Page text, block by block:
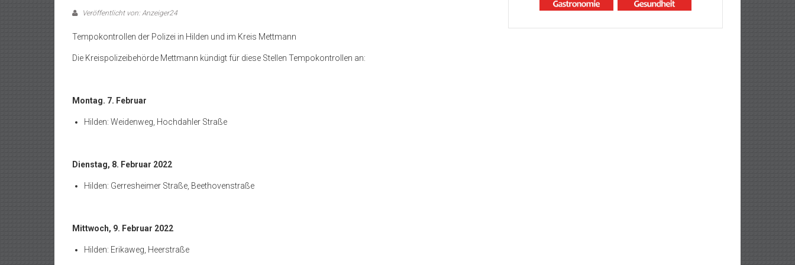
Veröffentlicht von: Anzeiger24
Tempokontrollen der Polizei in Hilden und im Kreis Mettmann
Die Kreispolizeibehörde Mettmann kündigt für diese Stellen Tempokontrollen an:
Montag. 7. Februar
Hilden: Weidenweg, Hochdahler Straße
Dienstag, 8. Februar 2022
Hilden: Gerresheimer Straße, Beethovenstraße
Mittwoch, 9. Februar 2022
Hilden: Erikaweg, Heerstraße